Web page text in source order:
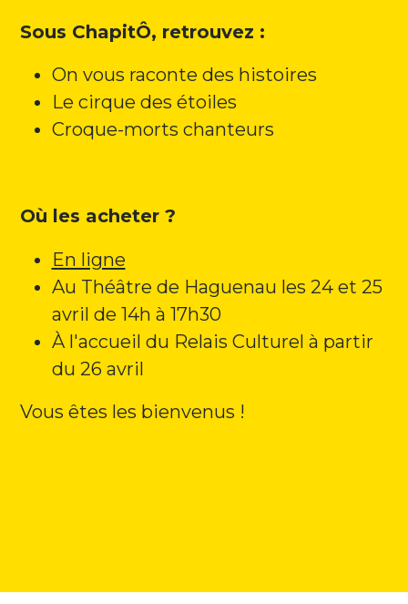
Sous ChapitÔ, retrouvez :
On vous raconte des histoires
Le cirque des étoiles
Croque-morts chanteurs
Où les acheter ?
En ligne
Au Théâtre de Haguenau les 24 et 25
avril de 14h à 17h30
À l'accueil du Relais Culturel à partir
du 26 avril
Vous êtes les bienvenus !